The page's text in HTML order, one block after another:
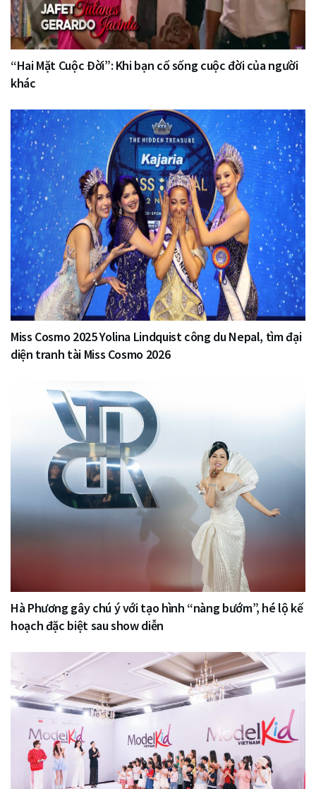
“Hai Mặt Cuộc Đời”: Khi bạn cố sống cuộc đời của người
khác
Miss Cosmo 2025 Yolina Lindquist công du Nepal, tìm đại
diện tranh tài Miss Cosmo 2026
Hà Phương gây chú ý với tạo hình “nàng bướm”, hé lộ kế
hoạch đặc biệt sau show diễn